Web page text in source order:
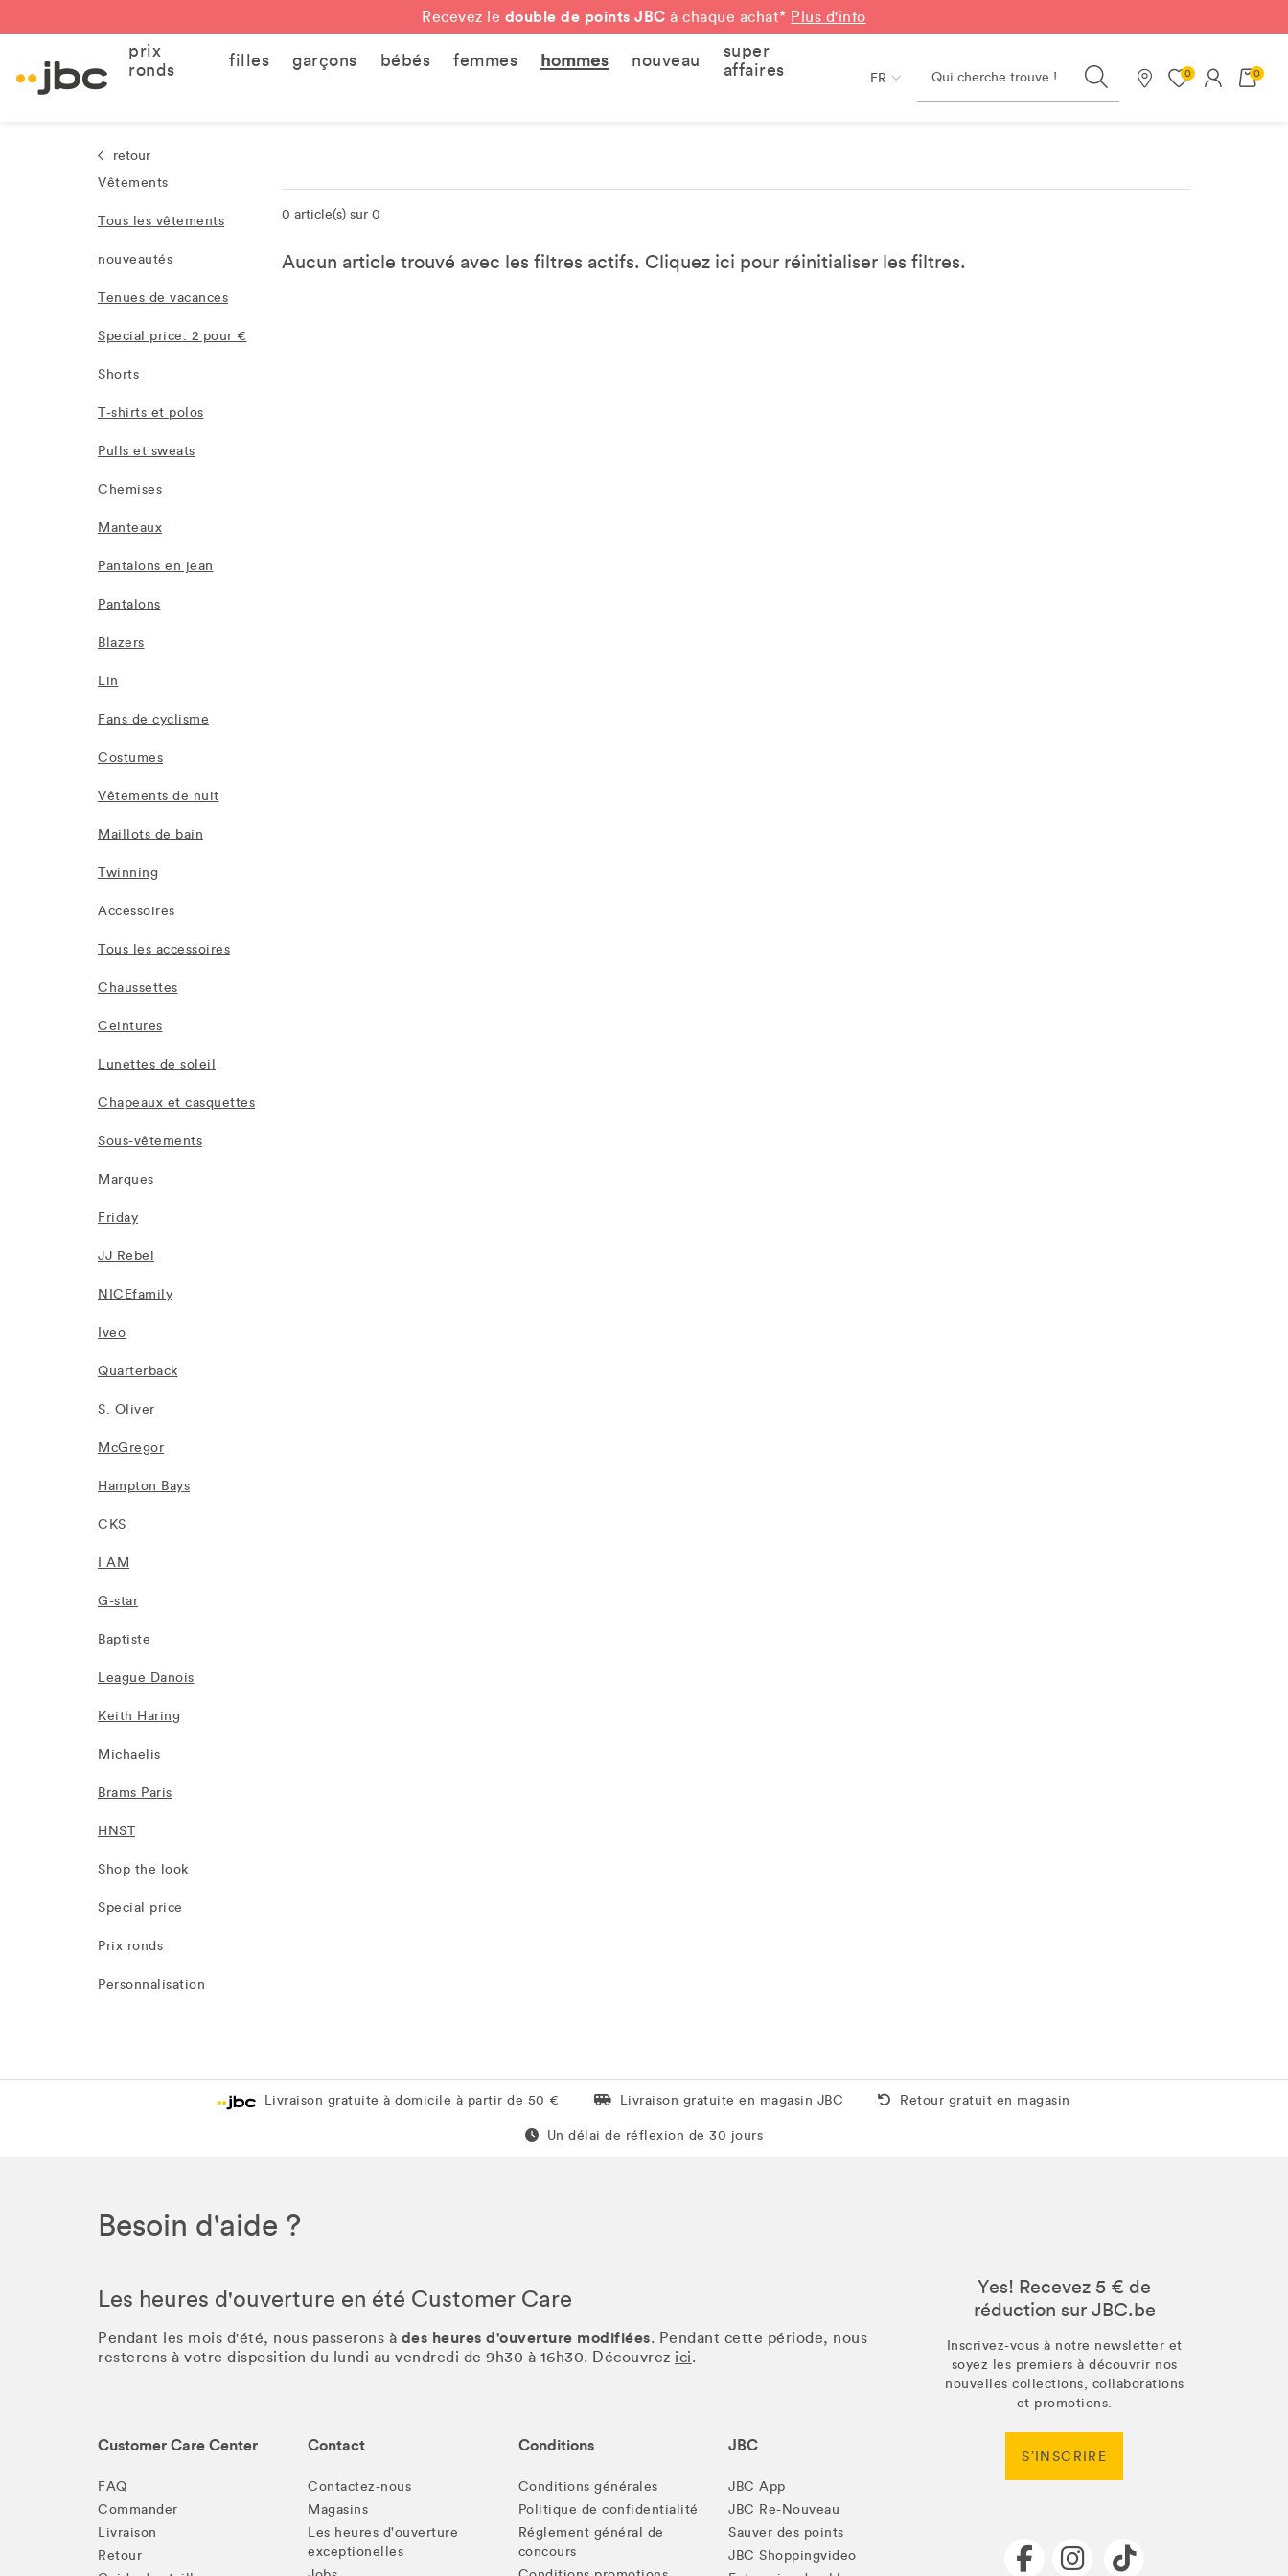
Recevez le double de points JBC à chaque achat* Plus d'info
prix
ronds
filles garçons bébés femmes hommes nouveau
super
affaires
FR Search
Nos magasins
0 0
retour
Vêtements
Tous les vêtements
nouveautés
Tenues de vacances
Special price: 2 pour €
Shorts
T-shirts et polos
Pulls et sweats
Chemises
Manteaux
Pantalons en jean
Pantalons
Blazers
Lin
Fans de cyclisme
Costumes
Vêtements de nuit
Maillots de bain
Twinning
Accessoires
Tous les accessoires
Chaussettes
Ceintures
Lunettes de soleil
Chapeaux et casquettes
Sous-vêtements
Marques
Friday
JJ Rebel
NICEfamily
Iveo
Quarterback
S. Oliver
McGregor
Hampton Bays
CKS
I AM
G-star
Baptiste
League Danois
Keith Haring
Michaelis
Brams Paris
HNST
Shop the look
Special price
Prix ronds
Personnalisation
0 article(s) sur 0
Aucun article trouvé avec les filtres actifs. Cliquez ici pour réinitialiser les filtres.
Livraison gratuite à domicile à partir de 50 € Livraison gratuite en magasin JBC
Livraison gratuite en magasin JBC Retour gratuit aussi en magasin
Retour gratuit en magasin
Un délai de réflexion de 60 jours
Un délai de réflexion de 30 jours
Besoin d'aide ?
Les heures d'ouverture en été Customer Care
Pendant les mois d'été, nous passerons à des heures d'ouverture modifiées. Pendant cette période, nous
resterons à votre disposition du lundi au vendredi de 9h30 à 16h30. Découvrez ici.
Customer Care Center
FAQ
Commander
Livraison
Retour
Contact
Contactez-nous
Magasins
Les heures d'ouverture
exceptionelles
Conditions
Conditions générales
Politique de confidentialité
Réglement général de
concours
JBC
JBC App
JBC Re-Nouveau
Sauver des points
JBC Shoppingvideo
Yes! Recevez 5 € de
réduction sur JBC.be
Inscrivez-vous à notre newsletter et
soyez les premiers à découvrir nos
nouvelles collections, collaborations
et promotions.
S’INSCRIRE